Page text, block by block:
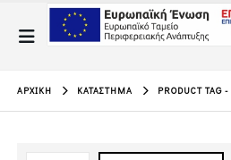
ΑΡΧΙΚΉ ΚΑΤΆΣΤΗΜΑ PRODUCT TAG -